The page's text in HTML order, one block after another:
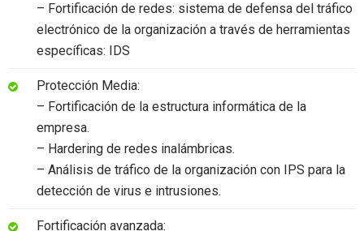
– Fortificación de redes: sistema de defensa del tráfico
electrónico de la organización a través de herramientas
específicas: IDS
Protección Media:
– Fortificación de la estructura informática de la
empresa.
– Hardering de redes inalámbricas.
– Análisis de tráfico de la organización con IPS para la
detección de virus e intrusiones.
Fortificación avanzada: